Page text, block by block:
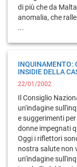
di più che da
anomalia, che
...
INQUINAMENTO:
INSIDIE DELLA
22/01/2002
Il Consiglio
un'indagine
e suggerimenti
donne impegnati
Oggi i riflettori
nostra salute non
un'indagine